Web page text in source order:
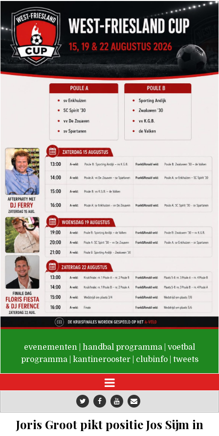
De Valken
evenementen handbal programma
voetbal
programma
kantinerooster clubinfo tweets
Joris Groot pikt positie Jos Sijm in